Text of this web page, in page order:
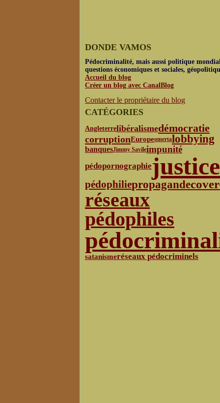
DONDE VAMOS
Pédocriminalité, mais aussi politique
questions économiques et sociales,
Accueil du blog
Créer un blog avec CanalBlog
Contacter le propriétaire du blog
CATÉGORIES
Angleterrelibéralismedémocratie
corruptionEuropeomertalobbying
banquesJimmy Savileimpunité
pédopornographiejustice
pédophiliepropagande
réseaux
pédophiles
satanismeréseaux pédocriminels